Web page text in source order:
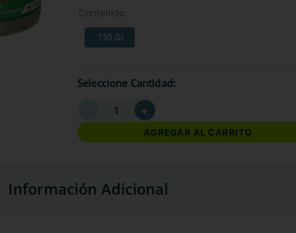
Contenido
150 Gr
Seleccione Cantidad
＋
AGREGAR AL CARRITO
Información Adicional